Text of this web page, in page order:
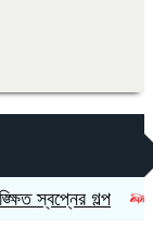
গল্প রীতি